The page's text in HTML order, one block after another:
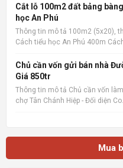
công rộng, sân phơi. Giá cực tốt
Cắt lỗ 100m2 đất bảng
học An Phú
Thông tin mô tả 100m2 (5x20),
Cách tiểu học An Phú 400m
&mdash; Sàn rao vặt nhà đất uy
Chủ cần vốn gửi bán nhà Đường
Giá 850tr
Thông tin mô tả Chủ cần vốn
chợ Tân Chánh Hiệp - Đối diện
Mua